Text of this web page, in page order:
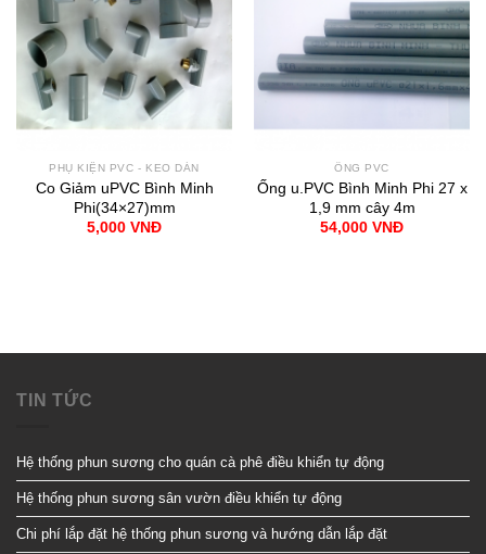
PHỤ KIỆN PVC - KEO DÁN
Co Giảm uPVC Bình Minh
Phi(34×27)mm
5,000 VNĐ
ỐNG PVC
Ống u.PVC Bình Minh Phi 27 x
1,9 mm cây 4m
54,000 VNĐ
TIN TỨC
Hệ thống phun sương cho quán cà phê điều khiển tự động
Hệ thống phun sương sân vườn điều khiển tự động
Chi phí lắp đặt hệ thống phun sương và hướng dẫn lắp đặt